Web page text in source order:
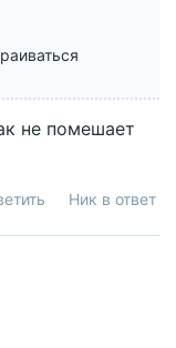
не помешает
Ник в ответ